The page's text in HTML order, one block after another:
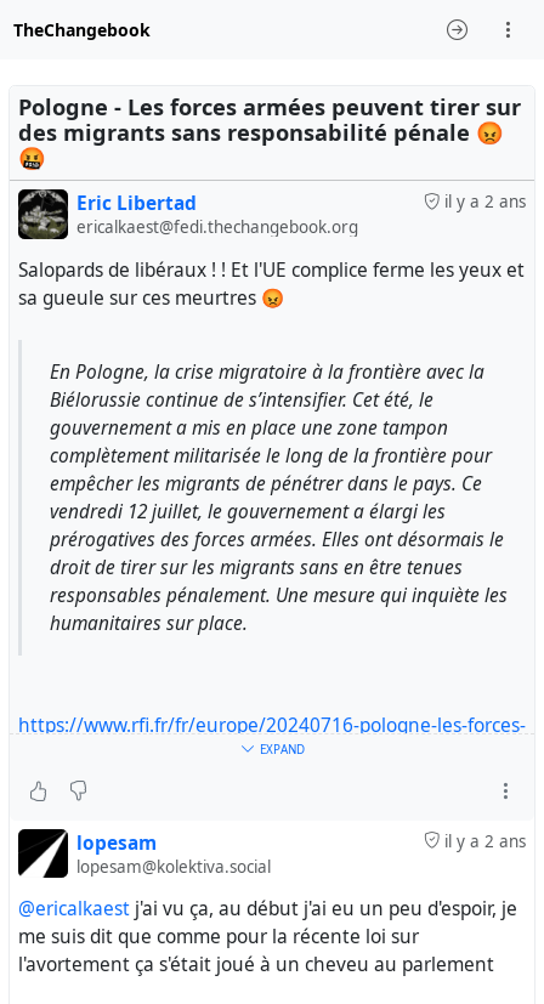
TheChangebook
Pologne - Les forces armées peuvent tirer sur
des migrants sans responsabilité pénale 😡
🤬
il y a 2 ans
Eric Libertad
ericalkaest@fedi.thechangebook.org
Salopards de libéraux ! ! Et l'UE complice ferme les yeux et
sa gueule sur ces meurtres 😡
En Pologne, la crise migratoire à la frontière avec la
Biélorussie continue de s’intensifier. Cet été, le
gouvernement a mis en place une zone tampon
complètement militarisée le long de la frontière pour
empêcher les migrants de pénétrer dans le pays. Ce
vendredi 12 juillet, le gouvernement a élargi les
prérogatives des forces armées. Elles ont désormais le
droit de tirer sur les migrants sans en être tenues
responsables pénalement. Une mesure qui inquiète les
humanitaires sur place.
https://www.rfi.fr/fr/europe/20240716-pologne-les-forces-
arm%C3%A9es-peuvent-tirer-sur-des-migrants-sans-
responsabilit%C3%A9-p%C3%A9nale
#pologne#exilees nobordernonation
EXPAND
il y a 2 ans
lopesam
lopesam@kolektiva.social
@ericalkaest j'ai vu ça, au début j'ai eu un peu d'espoir, je
me suis dit que comme pour la récente loi sur
l'avortement ça s'était joué à un cheveu au parlement